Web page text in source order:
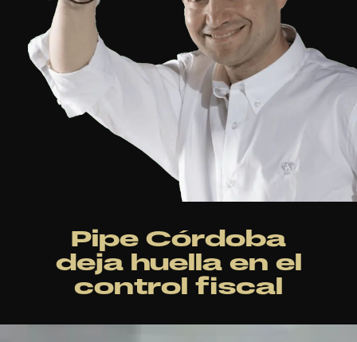
Pipe Córdoba
deja huella en el
control fiscal